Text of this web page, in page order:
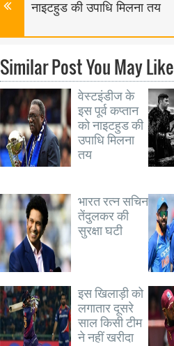
नाइटहुड की उपाधि मिलना तय
Similar Post You May Like
वेस्टइंडीज के
इस पूर्व कप्तान
को नाइटहुड की
उपाधि मिलना
तय
भारत रत्न सचिन
तेंदुलकर की
सुरक्षा घटी
इस खिलाड़ी को
लगातार दूसरे
साल किसी टीम
ने नहीं खरीदा